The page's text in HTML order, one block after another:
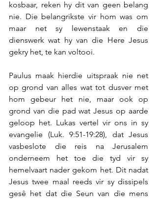
kosbaar, reken hy dit van geen belang
nie. Die belangrikste vir hom was om
maar net sy lewenstaak en die
dienswerk wat hy van die Here Jesus
gekry het, te kan voltooi.
Paulus maak hierdie uitspraak nie net
op grond van alles wat tot dusver met
hom gebeur het nie, maar ook op
grond van die pad wat Jesus op aarde
geloop het. Lukas vertel vir ons in sy
evangelie (Luk. 9:51-19:28), dat Jesus
vasbeslote die reis na Jerusalem
onderneem het toe die tyd vir sy
hemelvaart nader gekom het. Dit nadat
Jesus twee maal reeds vir sy dissipels
gesê het dat die Seun van die mens